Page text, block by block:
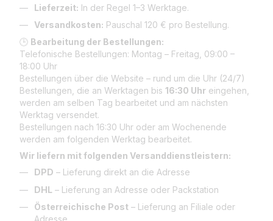
Lieferzeit: In der Regel 1–3 Werktage.
Versandkosten: Pauschal 120 € pro Bestellung.
🕒 Bearbeitung der Bestellungen:
Telefonische Bestellungen: Montag – Freitag, 09:00 –
18:00 Uhr
Bestellungen über die Website – rund um die Uhr (24/7)
Bestellungen, die an Werktagen bis 16:30 Uhr eingehen,
werden am selben Tag bearbeitet und am nächsten
Werktag versendet.
Bestellungen nach 16:30 Uhr oder am Wochenende
werden am folgenden Werktag bearbeitet.
Wir liefern mit folgenden Versanddienstleistern:
DPD – Lieferung direkt an die Adresse
DHL – Lieferung an Adresse oder Packstation
Österreichische Post – Lieferung an Filiale oder